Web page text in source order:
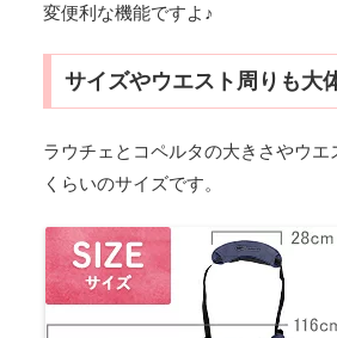
変便利な機能ですよ♪
サイズやウエスト周りも大
ラウチェとコペルタの大きさやウエ
くらいのサイズです。